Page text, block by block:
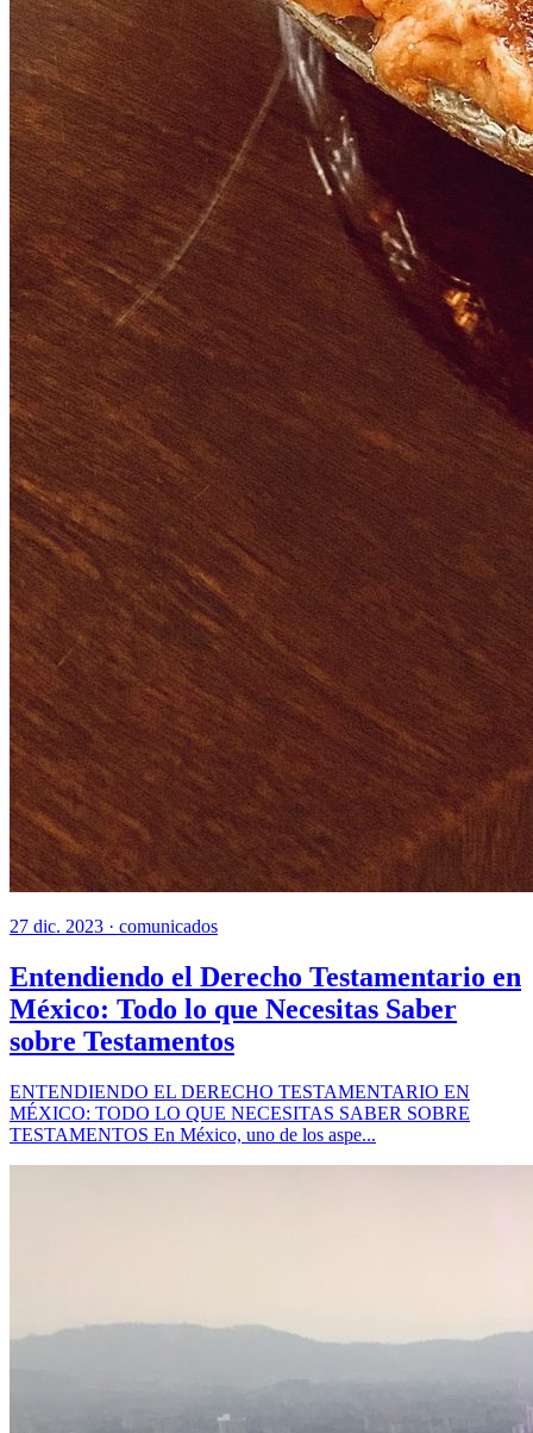
27 dic. 2023 · comunicados
Entendiendo el Derecho Testamentario en
México: Todo lo que Necesitas Saber
sobre Testamentos
ENTENDIENDO EL DERECHO TESTAMENTARIO EN
MÉXICO: TODO LO QUE NECESITAS SABER SOBRE
TESTAMENTOS En México, uno de los aspe...